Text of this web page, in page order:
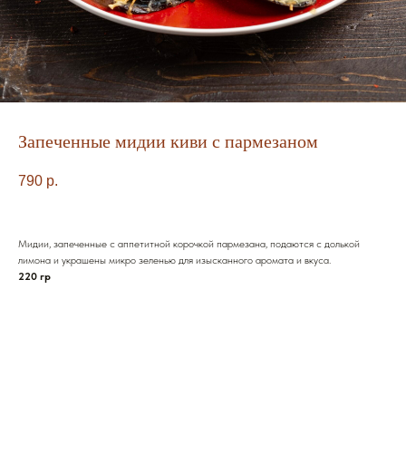
Запеченные мидии киви с пармезаном
790 р.
Мидии, запеченные с аппетитной корочкой пармезана, подаются с долькой
лимона и украшены микро зеленью для изысканного аромата и вкуса.
220 гр